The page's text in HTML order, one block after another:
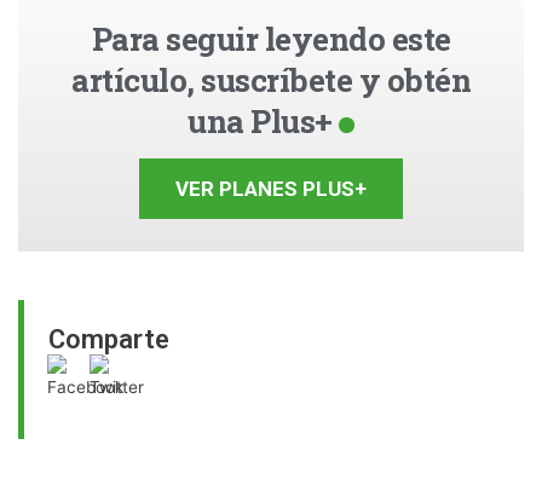
Comparte
Para seguir leyendo este
artículo, suscríbete y obtén
una Plus+
VER PLANES PLUS+